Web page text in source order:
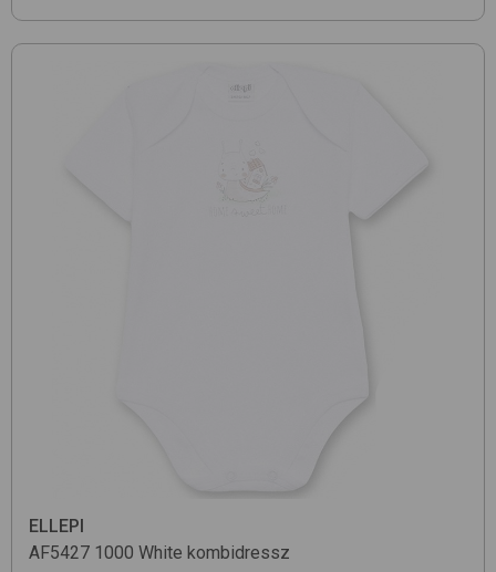
ELLEPI
AF5427 1000 White kombidressz